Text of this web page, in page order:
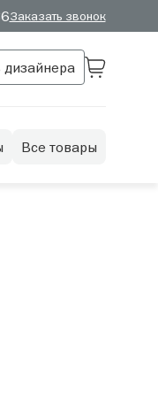
Заказать звонок
Все товары